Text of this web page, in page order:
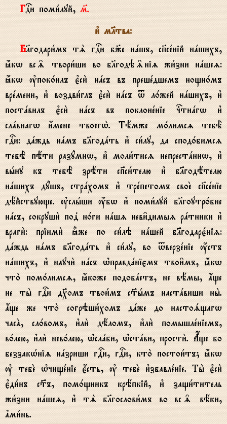
ГDи поми1луй,м7.
и3 мlтва:
Бlгодари1мъ тS гDи б9е нaшъ, сп7сeній нaшихъ,
ћкw вс‰ твори1ши во бlгодэ‰ніz жи1зни нaшеz:
ћкw ўпок0илъ є3си2 нaсъ въ прешeдшемъ нощн0мъ
врeмени, и3 воздви1глъ є3си2 нaсъ t л0жей нaшихъ, и3
постaвилъ є3си2 нaсъ въ поклонeніе чcтнaгw и3
слaвнагw и4мене твоегw2. Тёмже м0лимсz тебЁ
гDи: дaждь нaмъ бlгодaть и3 си1лу, да спод0бимсz
тебЁ пёти разyмнw, и3 моли1тисz непрестaннw, и3
вhну къ тебЁ зрёти сп7си1телю и3 бlгодётелю
нaшихъ дyшъ, стрaхомъ и3 трeпетомъ своE сп7сeніе
дёйствующе. ўслhши ќбw и3 поми1луй бlгоутр0бне
нaсъ, сокруши2 под8 н0ги нaшz неви6димыz рaтники и3
враги2: пріими2 ±же по си1лэ нaшей бlгодарє1ніz:
дaждь нaмъ бlгодaть и3 си1лу, во tверзeніе ќстъ
нaшихъ, и3 научи2 нaсъ њправдaніємъ твои6мъ, ћкw
что2 пом0лимсz, ћкоже подобaетъ, не вёмы, ѓще
не ты2 гDи д¦омъ твои1мъ с™hмъ настaвиши ны2.
ѓще же что2 согрэши1хомъ дaже до настоsщагw
часA, сл0вомъ, и3ли2 дёломъ, и3ли2 помышлeніемъ,
в0лею, и3ли2 нев0лею, њслaби, њстaви, прости2. Ѓще бо
беззакHніz нaзриши гDи, гDи, кто2 постои1тъ; ћкw
ў тебE њчищeніе є4сть, ў тебE и3збавлeніе. Ты2 є3си2
є3ди1нъ с™ъ, пом0щникъ крёпкій, и3 защи1титель
жи1зни нaшеz, и3 тS бlгослови1мъ во вс‰ вёки,
ґми1нь.